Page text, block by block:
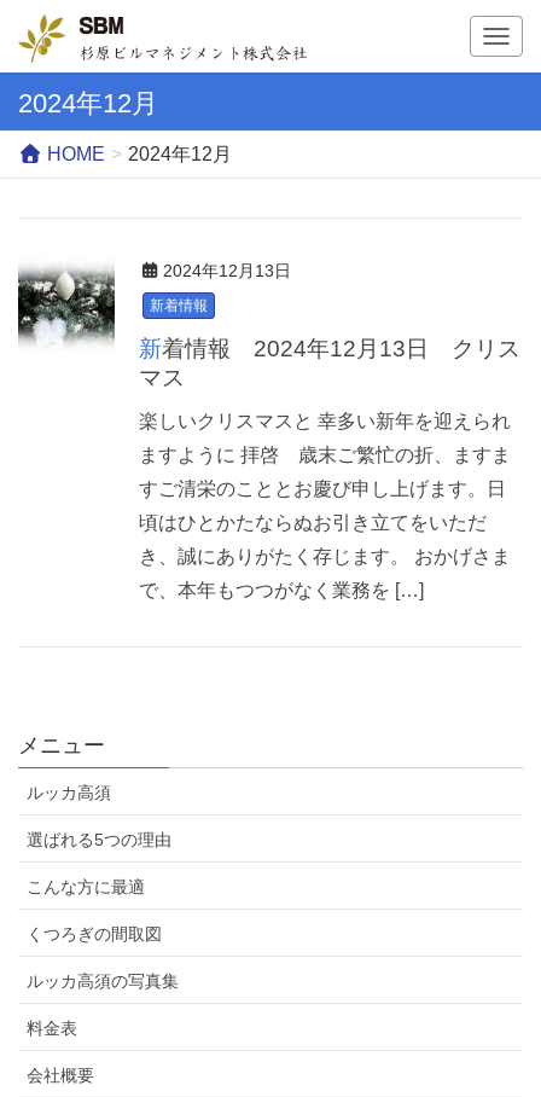
T
a
t
o
2024年12月
HOME 2024年12月
2024年12月13日
新着情報
新着情報 2024年12月13日 クリス
マス
楽しいクリスマスと 幸多い新年を迎えられ
ますように 拝啓 歳末ご繁忙の折、ますま
すご清栄のこととお慶び申し上げます。日
頃はひとかたならぬお引き立てをいただ
き、誠にありがたく存じます。 おかげさま
で、本年もつつがなく業務を […]
メニュー
ルッカ高須
選ばれる5つの理由
こんな方に最適
くつろぎの間取図
ルッカ高須の写真集
料金表
会社概要